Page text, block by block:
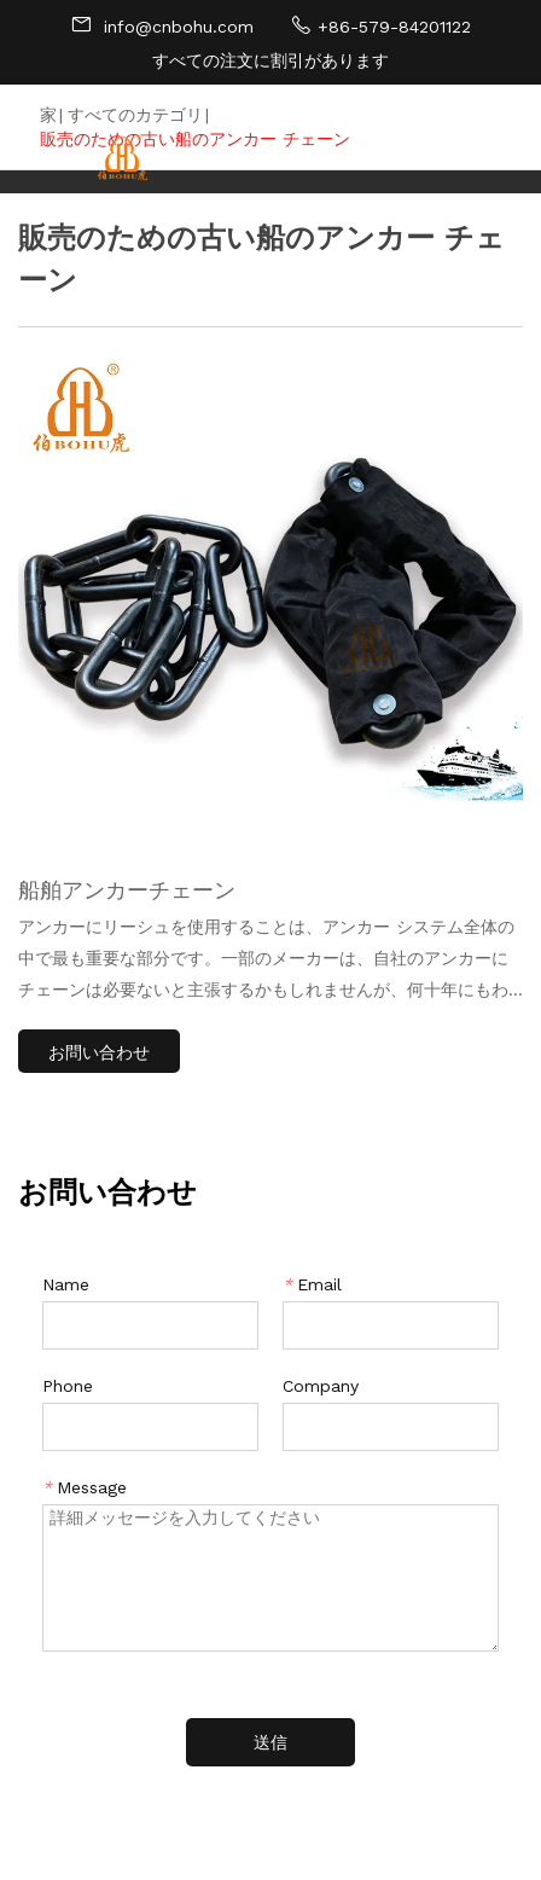
info@cnbohu.com
+86-579-84201122
すべての注文に割引があります
家| すべてのカテゴリ |
販売のための古い船のアンカー チェーン
販売のための古い船のアンカー チェ
ーン
船舶アンカーチェーン
アンカーにリーシュを使用することは、アンカー システム全体の
中で最も重要な部分です。一部のメーカーは、自社のアンカーに
チェーンは必要ないと主張するかもしれませんが、何十年にもわ
れています。これらは通常、品質の低いアンカーであり、アンカ
お問い合わせ
お問い合わせ
Name * Email
Phone Company
* Message
送信